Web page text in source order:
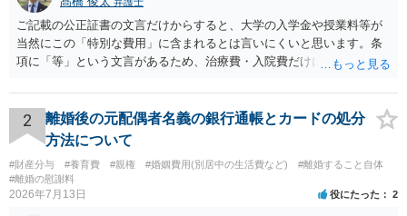
ご記載の公正証書の文言だけからすると、大学の入学金や授業料等が
当然にこの「特別な費用」に含まれるとは言いにくいと思います。条
項に「等」という文言があるため、治療費・入院費だけに限定される
れていますので、通常は、病気や事故によって臨時に必要となった医
療費その他これに類する特別支出を念頭に置いた条項と読むのが自然
です。したがって、大学の入学金、授業料、受験費用などの教育費に
ついてまで、「この条項があるから当然に半額を請求できる」とまで
は言いにくいと思われます。なお、通常、大学進学費用をどこまで負
担すべきかについては、離婚時の合意内容のほか、子どもの年齢、大
2
離婚後の元配偶者名義の銀行通帳とカードの処分
方法について
#財産分与 #養育費 #親権 #婚姻費用(別居中の生活費など)
#離婚すること自体
#離婚の慰謝料
2026年7月13日 役にたった 2